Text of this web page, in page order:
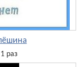
раз